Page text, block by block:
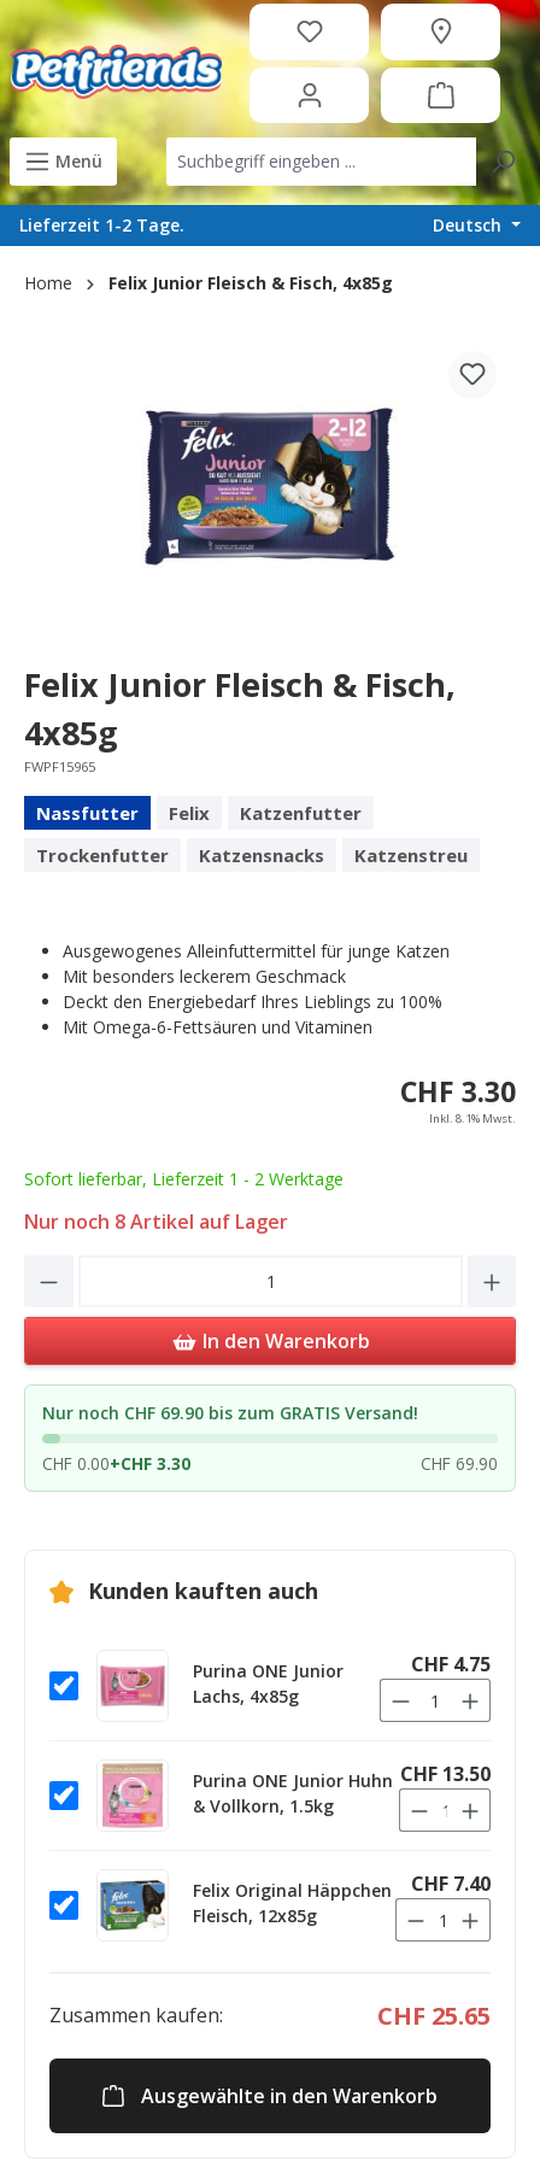
content
Menü
Lieferzeit 1-2 Tage. Deutsch
Home Felix Junior Fleisch & Fisch, 4x85g
Felix Junior Fleisch & Fisch,
4x85g
FWPF15965
Nassfutter Felix
Katzenfutter
Trockenfutter
Katzensnacks Katzenstreu
Ausgewogenes Alleinfuttermittel für junge Katzen
Mit besonders leckerem Geschmack
Deckt den Energiebedarf Ihres Lieblings zu 100%
Mit Omega-6-Fettsäuren und Vitaminen
CHF 3.30
Inkl. 8.1% Mwst.
Sofort lieferbar, Lieferzeit 1 - 2 Werktage
Nur noch 8Artikel auf Lager
Product Quantity: Enter the desired
In den Warenkorb
Nur noch CHF 69.90 bis zum GRATIS Versand!
CHF 0.00+CHF 3.30 CHF 69.90
Kunden kauften auch
Purina ONE Junior
Lachs, 4x85g
CHF 4.75
Purina ONE Junior Huhn
& Vollkorn, 1.5kg
CHF 13.50
Felix Original Häppchen
Fleisch, 12x85g
CHF 7.40
Zusammen kaufen: CHF 25.65
Ausgewählte in den Warenkorb